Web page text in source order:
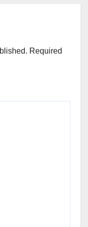
Required